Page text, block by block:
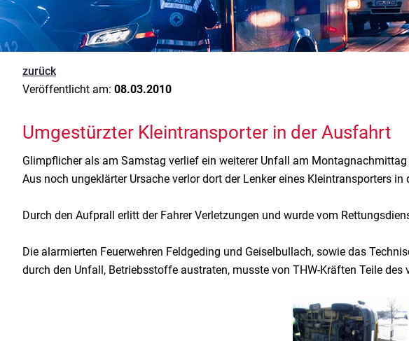
zurück
Veröffentlicht am: 08.03.2010
Umgestürzter Kleintransporter in der Ausfahrt
Glimpflicher als am Samstag verlief ein weiterer Unfall am
Aus noch ungeklärter Ursache verlor dort der Lenker eines Kleintransporters
Durch den Aufprall erlitt der Fahrer Verletzungen und wurde vom
Die alarmierten Feuerwehren Feldgeding und Geiselbullach, sowie das
durch den Unfall, Betriebsstoffe austraten, musste von THW-Kräften Teile